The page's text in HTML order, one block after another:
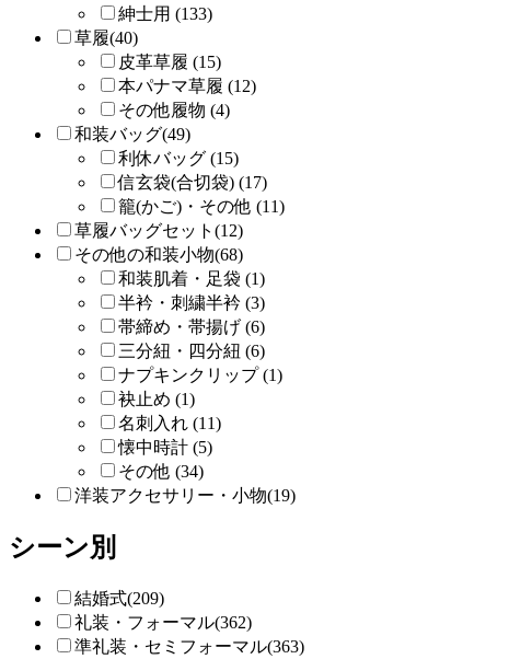
紳士用 (133)
草履(40)
皮革草履 (15)
本パナマ草履 (12)
その他履物 (4)
和装バッグ(49)
利休バッグ (15)
信玄袋(合切袋) (17)
籠(かご)・その他 (11)
草履バッグセット(12)
その他の和装小物(68)
和装肌着・足袋 (1)
半衿・刺繍半衿 (3)
帯締め・帯揚げ (6)
三分紐・四分紐 (6)
ナプキンクリップ (1)
袂止め (1)
名刺入れ (11)
懐中時計 (5)
その他 (34)
洋装アクセサリー・小物(19)
シーン別
結婚式(209)
礼装・フォーマル(362)
準礼装・セミフォーマル(363)